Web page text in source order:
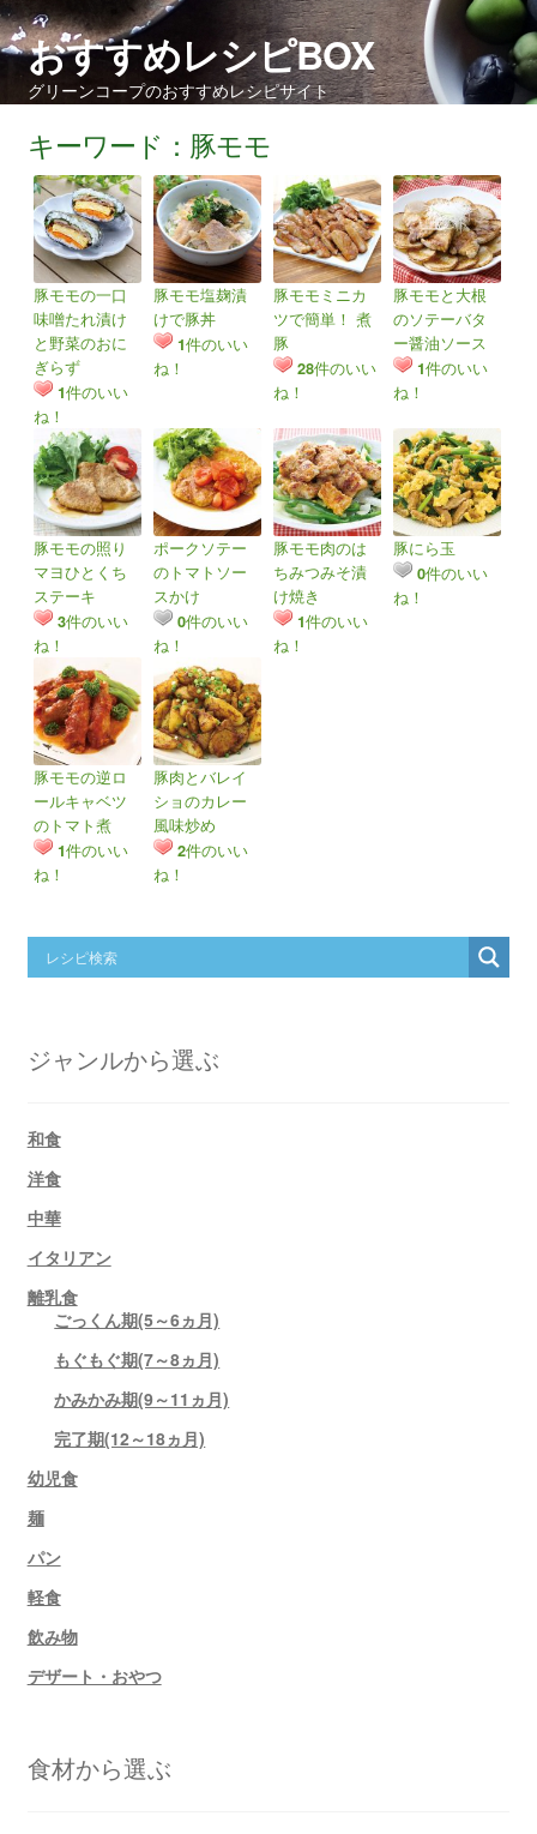
おすすめレシピBOX
グリーンコープのおすすめレシピサイト
キーワード：豚モモ
豚モモの一口
味噌たれ漬け
と野菜のおに
ぎらず
1件のいい
ね！
豚モモ塩麹漬
けで豚丼
1件のいい
ね！
豚モモミニカ
ツで簡単！ 煮
豚
28件のいい
ね！
豚モモと大根
のソテーバタ
ー醤油ソース
1件のいい
ね！
豚モモの照り
マヨひとくち
ステーキ
3件のいい
ね！
ポークソテー
のトマトソー
スかけ
0件のいい
ね！
豚モモ肉のは
ちみつみそ漬
け焼き
1件のいい
ね！
豚にら玉
0件のいい
ね！
豚モモの逆ロ
ールキャベツ
のトマト煮
1件のいい
ね！
豚肉とバレイ
ショのカレー
風味炒め
2件のいい
ね！
ジャンルから選ぶ
和食
洋食
中華
イタリアン
離乳食
ごっくん期(5～6ヵ月)
もぐもぐ期(7～8ヵ月)
かみかみ期(9～11ヵ月)
完了期(12～18ヵ月)
幼児食
麺
パン
軽食
飲み物
デザート・おやつ
食材から選ぶ